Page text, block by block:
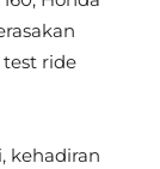
ride
kehadiran